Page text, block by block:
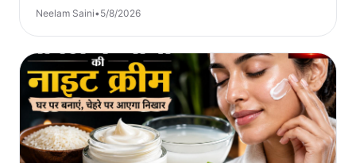
Neelam Saini•5/8/2026